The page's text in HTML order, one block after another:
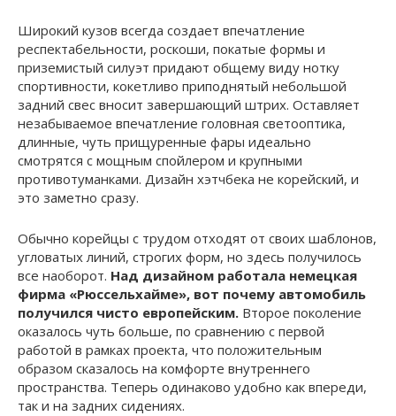
Широкий кузов всегда создает впечатление
респектабельности, роскоши, покатые формы и
приземистый силуэт придают общему виду нотку
спортивности, кокетливо приподнятый небольшой
задний свес вносит завершающий штрих. Оставляет
незабываемое впечатление головная светооптика,
длинные, чуть прищуренные фары идеально
смотрятся с мощным спойлером и крупными
противотуманками. Дизайн хэтчбека не корейский, и
это заметно сразу.
Обычно корейцы с трудом отходят от своих шаблонов,
угловатых линий, строгих форм, но здесь получилось
все наоборот. Над дизайном работала немецкая
фирма «Рюссельхайме», вот почему автомобиль
получился чисто европейским. Второе поколение
оказалось чуть больше, по сравнению с первой
работой в рамках проекта, что положительным
образом сказалось на комфорте внутреннего
пространства. Теперь одинаково удобно как впереди,
так и на задних сидениях.